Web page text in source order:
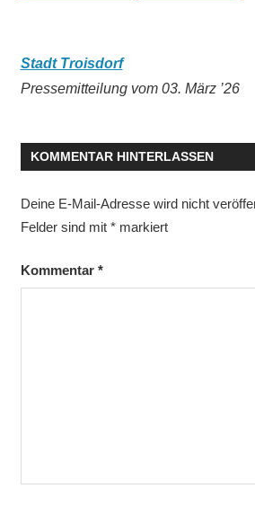
Stadt Troisdorf
Pressemitteilung vom 03. März ’26
KOMMENTAR HINTERLASSEN
Deine E-Mail-Adresse wird nicht
Felder sind mit *markiert
Kommentar *